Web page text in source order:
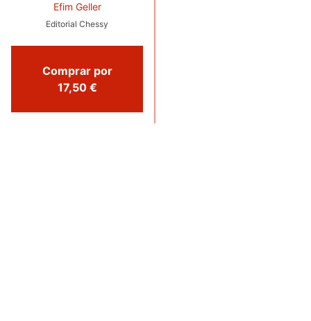
Efim Geller
Editorial Chessy
Comprar por
17,50 €